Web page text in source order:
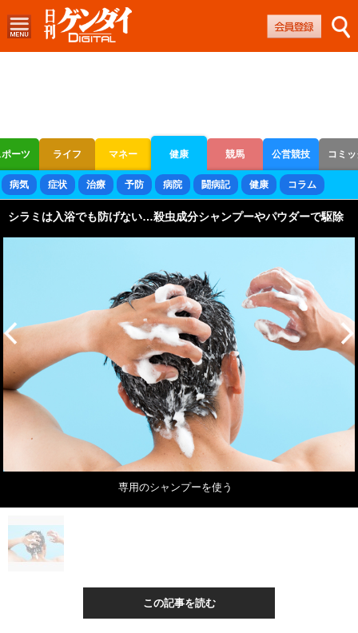
ーツ ライフ マネー 健康 競馬 公営競技 コミ
ボートレース 競輪 オートレース
病気 症状 治療 予防 病院 闘病記 健康 コラム
シラミは入浴でも防げない…殺虫成分シャンプーやパウダーで駆除
専用のシャンプーを使う
この記事を読む